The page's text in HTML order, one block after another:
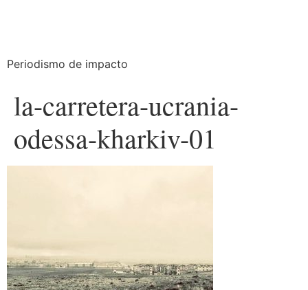
Periodismo de impacto
la-carretera-ucrania-
odessa-kharkiv-01